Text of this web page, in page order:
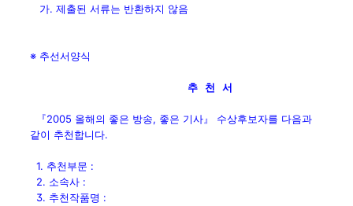
가. 제출된 서류는 반환하지 않음
※ 추선서양식
추 천 서
『2005 올해의 좋은 방송, 좋은 기사』 수상후보자를 다음과
같이 추천합니다.
1. 추천부문 :
2. 소속사 :
3. 추천작품명 :